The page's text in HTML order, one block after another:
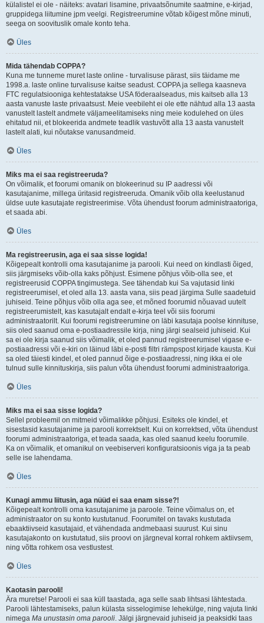
külalistel ei ole - näiteks: avatari lisamine, privaatsõnumite saatmine, e-kirjad,
gruppidega liitumine jpm veelgi. Registreerumine võtab kõigest mõne minuti,
seega on soovituslik omale konto teha.
Üles
Mida tähendab COPPA?
Kuna me tunneme muret laste online - turvalisuse pärast, siis täidame me
1998.a. laste online turvalisuse kaitse seadust. COPPA ja sellega kaasneva
FTC regulatsiooniga kehtestatakse USA föderaalseadus, mis kaitseb alla 13
aasta vanuste laste privaatsust. Meie veebileht ei ole ette nähtud alla 13 aasta
vanustelt lastelt andmete väljameelitamiseks ning meie kodulehed on üles
ehitatud nii, et blokeerida andmete teadlik vastuvõtt alla 13 aasta vanustelt
lastelt alati, kui nõutakse vanusandmeid.
Üles
Miks ma ei saa registreeruda?
On võimalik, et foorumi omanik on blokeerinud su IP aadressi või
kasutajanime, millega üritasid registreeruda. Omanik võib olla keelustanud
üldse uute kasutajate registreerimise. Võta ühendust foorum administraatoriga,
et saada abi.
Üles
Ma registreerusin, aga ei saa sisse logida!
Kõigepealt kontrolli oma kasutajanime ja parooli. Kui need on kindlasti õiged,
siis järgmiseks võib-olla kaks põhjust. Esimene põhjus võib-olla see, et
registreerusid COPPA tingimustega. See tähendab kui Sa vajutasid linki
registreerumisel, et oled alla 13. aasta vana, siis pead järgima Sulle saadetuid
juhiseid. Teine põhjus võib olla aga see, et mõned foorumid nõuavad uutelt
registreerumistelt, kas kasutajalt endalt e-kirja teel või siis foorumi
administraatorilt. Kui foorumi registreerumine on läbi kasutaja poolse kinnituse,
siis oled saanud oma e-postiaadressile kirja, ning järgi sealseid juhiseid. Kui
sa ei ole kirja saanud siis võimalik, et oled pannud registreerumisel vigase e-
postiaadressi või e-kiri on läinud läbi e-posti filtri rämpspost kirjade kausta. Kui
sa oled täiesti kindel, et oled pannud õige e-postiaadressi, ning ikka ei ole
tulnud sulle kinnituskirja, siis palun võta ühendust foorumi administraatoriga.
Üles
Miks ma ei saa sisse logida?
Sellel probleemil on mitmeid võimalikke põhjusi. Esiteks ole kindel, et
sisestasid kasutajanime ja parooli korrektselt. Kui on korrektsed, võta ühendust
foorumi administraatoriga, et teada saada, kas oled saanud keelu foorumile.
Ka on võimalik, et omanikul on veebiserveri konfiguratsioonis viga ja ta peab
selle ise lahendama.
Üles
Kunagi ammu liitusin, aga nüüd ei saa enam sisse?!
Kõigepealt kontrolli oma kasutajanime ja paroole. Teine võimalus on, et
administraator on su konto kustutanud. Foorumitel on tavaks kustutada
ebaaktiivseid kasutajaid, et vähendada andmebaasi suurust. Kui sinu
kasutajakonto on kustutatud, siis proovi on järgneval korral rohkem aktiivsem,
ning võtta rohkem osa vestlustest.
Üles
Kaotasin parooli!
Ära muretse! Parooli ei saa küll taastada, aga selle saab lihtsasi lähtestada.
Parooli lähtestamiseks, palun külasta sisselogimise lehekülge, ning vajuta linki
nimega Ma unustasin oma parooli. Jälgi järgnevaid juhiseid ja peaksidki taas